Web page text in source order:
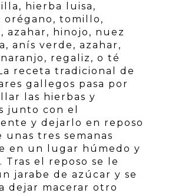
hierba luisa,
orégano, tomillo,
azahar, hinojo, nuez
anís verde, azahar,
regaliz, o té
receta tradicional de
gallegos pasa por
las hierbas y
junto con el
y dejarlo en reposo
unas tres semanas
en un lugar húmedo y
Tras el reposo se le
jarabe de azúcar y se
dejar macerar otro